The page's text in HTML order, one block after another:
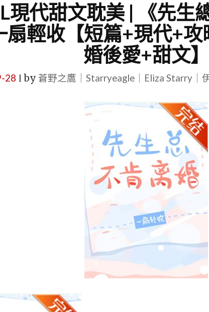
現代甜文耽美 | 《先生
扇輕收【短篇+現代+
婚後愛+甜文】
28 by 蒼野之鷹｜Starryeagle｜Eliza Starry｜